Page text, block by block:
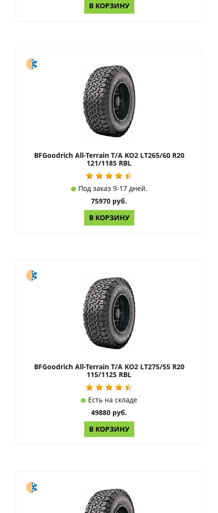
В КОРЗИНУ
BFGoodrich All-Terrain T/A KO2 LT265/60 R20
121/118S RBL
Под заказ 9-17 дней.
75970 руб.
В КОРЗИНУ
BFGoodrich All-Terrain T/A KO2 LT275/55 R20
115/112S RBL
Есть на складе
49880 руб.
В КОРЗИНУ